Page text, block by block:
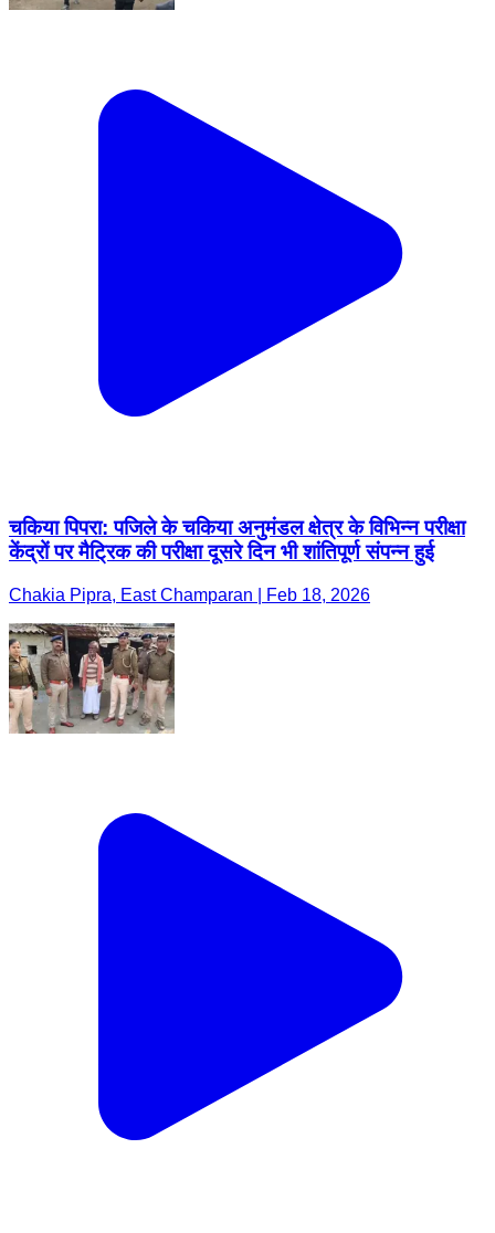
चकिया पिपरा: पजिले के चकिया अनुमंडल क्षेत्र के विभिन्न परीक्षा
केंद्रों पर मैट्रिक की परीक्षा दूसरे दिन भी शांतिपूर्ण संपन्न हुई
Chakia Pipra, East Champaran | Feb 18, 2026